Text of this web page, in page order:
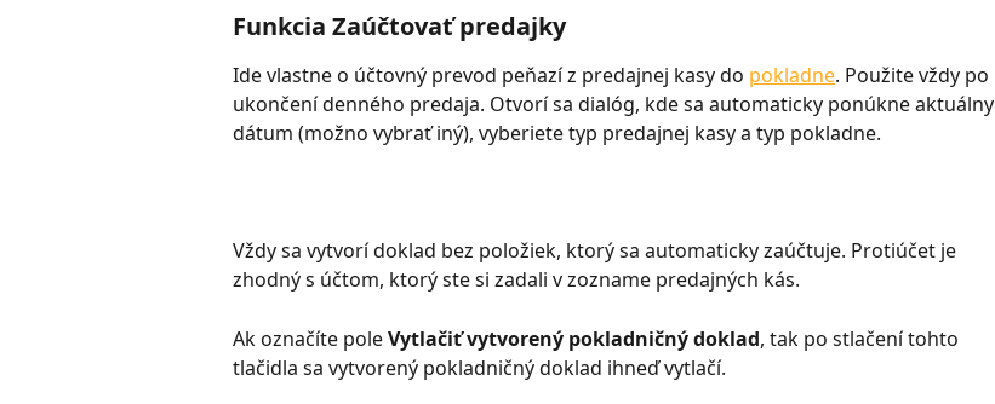
Funkcia Zaúčtovať predajky
Ide vlastne o účtovný prevod peňazí z predajnej kasy do pokladne. Použite vždy po
ukončení denného predaja. Otvorí sa dialóg, kde sa automaticky ponúkne aktuálny
dátum (možno vybrať iný), vyberiete typ predajnej kasy a typ pokladne.
Vždy sa vytvorí doklad bez položiek, ktorý sa automaticky zaúčtuje. Protiúčet je
zhodný s účtom, ktorý ste si zadali v zozname predajných kás.
Ak označíte pole Vytlačiť vytvorený pokladničný doklad, tak po stlačení tohto
tlačidla sa vytvorený pokladničný doklad ihneď vytlačí.